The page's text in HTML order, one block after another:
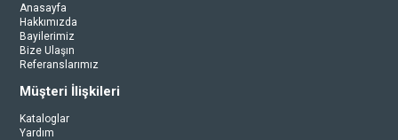
Anasayfa
Hakkımızda
Bayilerimiz
Bize Ulaşın
Referanslarımız
Müşteri İlişkileri
Kataloglar
Yardım